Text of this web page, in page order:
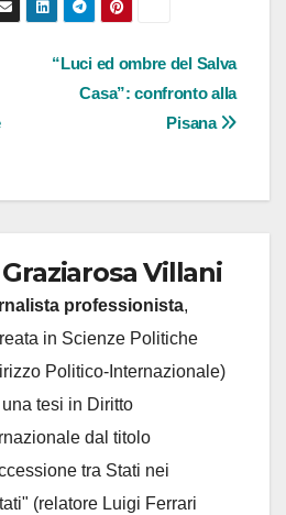
“Luci ed ombre del Salva
Casa”: confronto alla
Pisana
Graziarosa Villani
professionista,
in Scienze Politiche
Politico-Internazionale)
tesi in Diritto
dal titolo
tra Stati nei
(relatore Luigi Ferrari